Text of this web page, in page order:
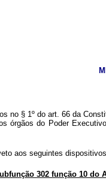
no § 1º do art. 66 da
órgãos do Poder
aos seguintes
302 função 10 do